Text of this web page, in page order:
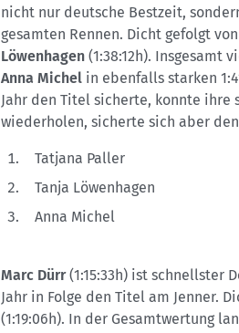
nicht nur deutsche Bestzeit,
gesamten Rennen. Dicht gefolgt
Löwenhagen (1:38:12h). Insgesamt
Anna Michel in ebenfalls starken
Jahr den Titel sicherte, konnte
wiederholen, sicherte sich aber
Tatjana Paller
Tanja Löwenhagen
Anna Michel
Marc Dürr(1:15:33h) ist schnellster
Jahr in Folge den Titel am Jenner.
(1:19:06h). In der Gesamtwertung